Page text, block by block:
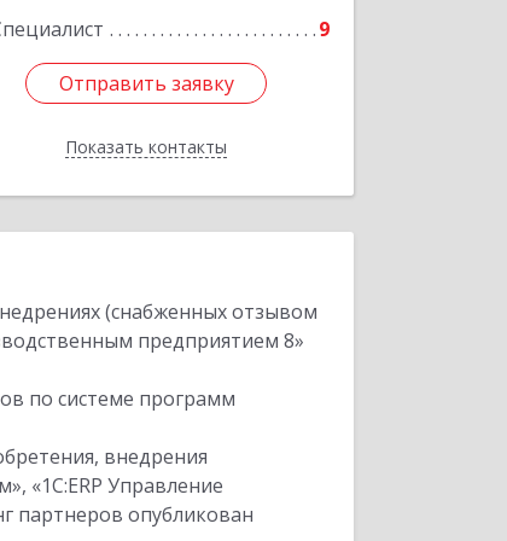
9
Отправить заявку
Показать контакты
Отправить заявку
Назад
(снабженных отзывом
предприятием 8»
по системе программ
внедрения
«1С:ERP Управление
партнеров опубликован